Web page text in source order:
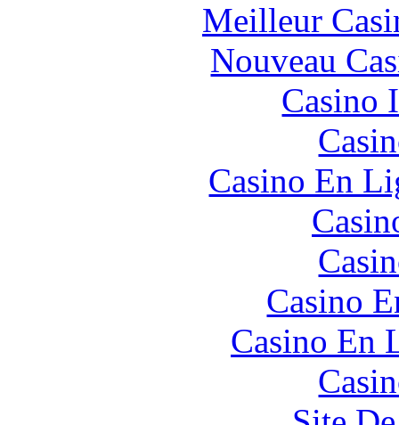
Meilleur
Nouveau
Casino
Casino En
Casino
Casino En